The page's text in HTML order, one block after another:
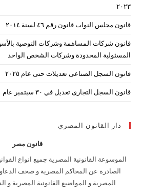
۲۰۲۳
قانون مجلس النواب قانون رقم ٤٦ لسنة ٢٠١٤
قانون شركات المساهمة وشركات التوصية
المسئولية المحدودة وشركات الشخص الواحد
قانون السجل الصناعى تعديلات حتى عام ٢٠٢٥
قانون السجل التجارى تعديل في ٣٠ سبتمبر عام ٢٠٢٠
دار القانون المصري
قانون مصر
الموسوعة القانونية المصرية جميع انواع
الصادرة عن المحاكم المصرية و صحف
المصرية و المواضيع القانونية المصرية و